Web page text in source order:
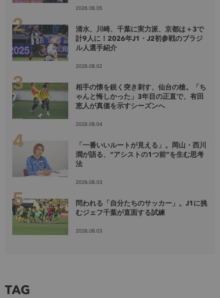
2026.08.05
清水、川崎、千葉に実力派、京都は＋3で
計9人に！2026年J1・J2初参戦のブラジ
ル人選手紹介
2026.08.02
相手の懐を鋭く突き刺す、仙台の槍。「ち
ゃんと悔しかった」3年目の正直で、有田
恵人が真価を示すシーズンへ
2026.08.04
「一番いいルートが見える」。岡山・西川
潤が語る、“アシストの1つ前”を生む思考
法
2026.08.03
問われる「自分たちのサッカー」。J1に挑
むジェフ千葉が直面する試練
2026.08.03
TAG